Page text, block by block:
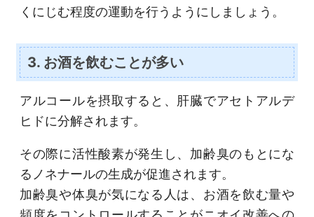
くにじむ程度の運動を行うようにしましょう。
3. お酒を飲むことが多い
アルコールを摂取すると、肝臓でアセトアルデ
ヒドに分解されます。
その際に活性酸素が発生し、加齢臭のもとにな
るノネナールの生成が促進されます。
加齢臭や体臭が気になる人は、お酒を飲む量や